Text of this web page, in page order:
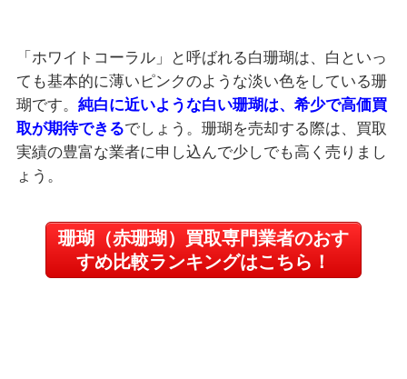
「ホワイトコーラル」と呼ばれる白珊瑚は、白といっ
ても基本的に薄いピンクのような淡い色をしている珊
瑚です。 純白に近いような白い珊瑚は、希少で高価買
取が期待できるでしょう。珊瑚を売却する際は、買取
実績の豊富な業者に申し込んで少しでも高く売りまし
ょう。
珊瑚（赤珊瑚）買取専門業者のおす
すめ比較ランキングはこちら！